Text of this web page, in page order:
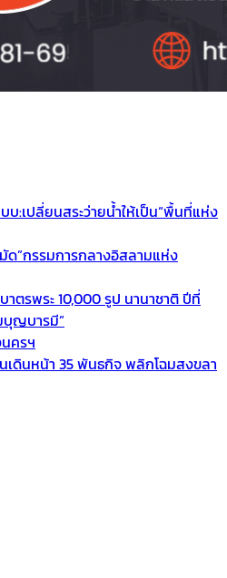
บ:เปลี่ยนสระว่ายน้ำให้เป็น“พื้นที่แห่ง
ด”กรรมการกลางอิสลามแห่ง
ตรพระ 10,000 รูป นานาชาติ ปีที่
บุญบารมี”
ครฯ
เดินหน้า 35 พันธกิจ พลิกโฉมสงขลา